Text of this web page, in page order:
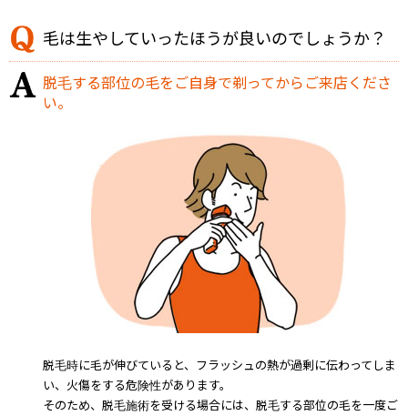
毛は生やしていったほうが良いのでしょうか？
脱毛する部位の毛をご自身で剃ってからご来店くださ
い。
脱毛時に毛が伸びていると、フラッシュの熱が過剰に伝わってしま
い、火傷をする危険性があります。
そのため、脱毛施術を受ける場合には、脱毛する部位の毛を一度ご